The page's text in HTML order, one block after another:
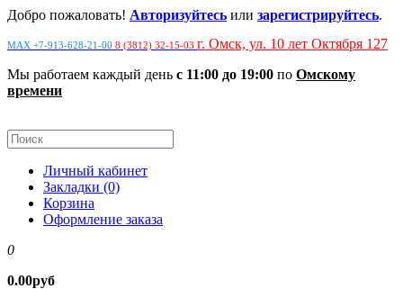
Добро пожаловать! Авторизуйтесь или зарегистрируйтесь.
MAX +7-913-628-21-00 8 (3812) 32-15-03 г. Омск, ул. 10 лет Октября 127
Мы работаем каждый день с 11:00 до 19:00 по Омскому
времени
Личный кабинет
Закладки (0)
Корзина
Оформление заказа
0
0.00руб